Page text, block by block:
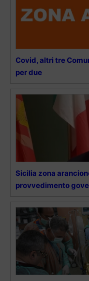
Covid, altri tre
per due
Sicilia zona
provvedimento